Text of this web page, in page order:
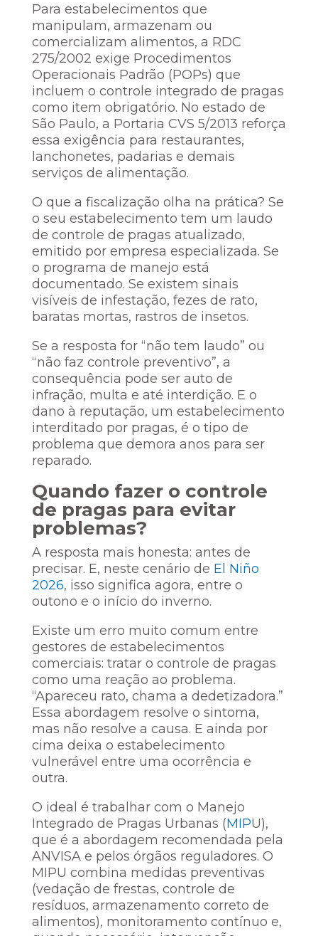
Para estabelecimentos que
manipulam, armazenam ou
comercializam alimentos, a RDC
275/2002 exige Procedimentos
Operacionais Padrão (POPs) que
incluem o controle integrado de pragas
como item obrigatório. No estado de
São Paulo, a Portaria CVS 5/2013 reforça
essa exigência para restaurantes,
lanchonetes, padarias e demais
serviços de alimentação.
O que a fiscalização olha na prática? Se
o seu estabelecimento tem um laudo
de controle de pragas atualizado,
emitido por empresa especializada. Se
o programa de manejo está
documentado. Se existem sinais
visíveis de infestação, fezes de rato,
baratas mortas, rastros de insetos.
Se a resposta for “não tem laudo” ou
“não faz controle preventivo”, a
consequência pode ser auto de
infração, multa e até interdição. E o
dano à reputação, um estabelecimento
interditado por pragas, é o tipo de
problema que demora anos para ser
reparado.
Quando fazer o controle
de pragas para evitar
problemas?
A resposta mais honesta: antes de
precisar. E, neste cenário de El Niño
2026, isso significa agora, entre o
outono e o início do inverno.
Existe um erro muito comum entre
gestores de estabelecimentos
comerciais: tratar o controle de pragas
como uma reação ao problema.
“Apareceu rato, chama a dedetizadora.”
Essa abordagem resolve o sintoma,
mas não resolve a causa. E ainda por
cima deixa o estabelecimento
vulnerável entre uma ocorrência e
outra.
O ideal é trabalhar com o Manejo
Integrado de Pragas Urbanas (MIPU),
que é a abordagem recomendada pela
ANVISA e pelos órgãos reguladores. O
MIPU combina medidas preventivas
(vedação de frestas, controle de
resíduos, armazenamento correto de
alimentos), monitoramento contínuo e,